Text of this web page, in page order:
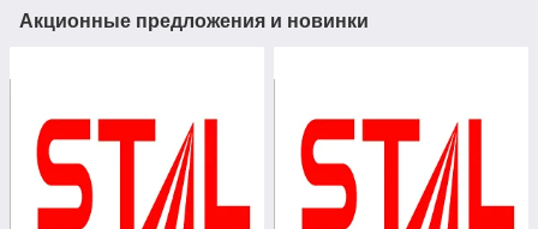
Акционные предложения и новинки